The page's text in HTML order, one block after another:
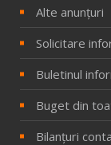
Alte anunțuri
Solicitare
Buletinul
Buget din
Bilanţuri